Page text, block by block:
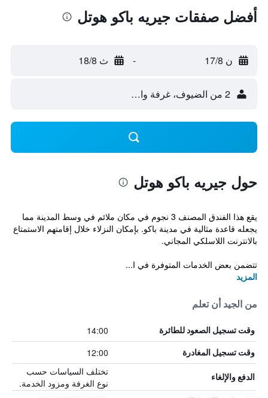
أفضل صفقات جيريه باكو هوتل
ن 17/8 - ث 18/8
2 من الضيوف، غرفة واحدة
حول جيريه باكو هوتل
يقع هذا الفندق المصنف 3 نجوم في مكان ملائم في وسط المدينة مما
يجعله قاعدة مثالية في مدينة باكو. بإمكان النزلاء خلال إقامتهم الاستمتاع
بالانترنت اللاسلكي المجاني.
تتضمن بعض الخدمات المتوفرة في ا...
المزيد
من الجيد أن تعلم
وقت تسجيل الصعود للطائرة 14:00
وقت تسجيل المغادرة 12:00
الدفع والإلغاء
تختلف السياسات حسب
نوع الغرفة ومزود الخدمة.